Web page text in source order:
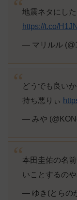
地震ネタにし
https://t.co/
— マリルル
どうでも良い
持ち悪りぃ
— みや
本田圭佑の名
いことするの
— ゆき(とらの